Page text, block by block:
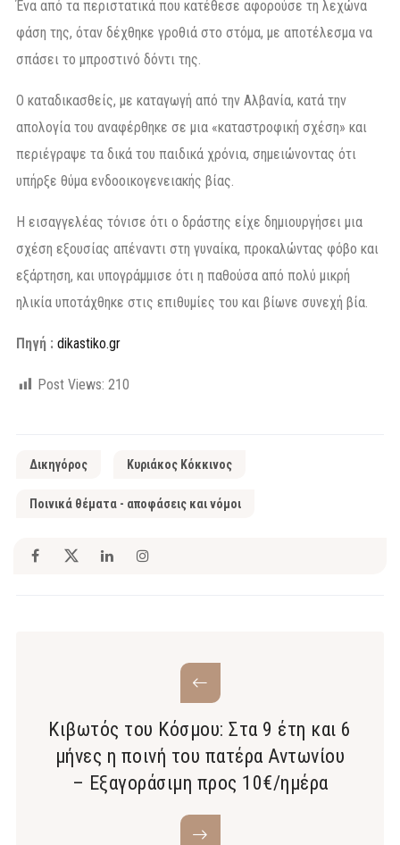
Ένα από τα περιστατικά που κατέθεσε αφορούσε τη λεχώνα
φάση της, όταν δέχθηκε γροθιά στο στόμα, με αποτέλεσμα να
σπάσει το μπροστινό δόντι της.
Ο καταδικασθείς, με καταγωγή από την Αλβανία, κατά την
απολογία του αναφέρθηκε σε μια «καταστροφική σχέση» και
περιέγραψε τα δικά του παιδικά χρόνια, σημειώνοντας ότι
υπήρξε θύμα ενδοοικογενειακής βίας.
Η εισαγγελέας τόνισε ότι ο δράστης είχε δημιουργήσει μια
σχέση εξουσίας απέναντι στη γυναίκα, προκαλώντας φόβο και
εξάρτηση, και υπογράμμισε ότι η παθούσα από πολύ μικρή
ηλικία υποτάχθηκε στις επιθυμίες του και βίωνε συνεχή βία.
Πηγή : dikastiko.gr
Post Views: 210
Δικηγόρος Κυριάκος Κόκκινος
Ποινικά θέματα - αποφάσεις και νόμοι
Κιβωτός του Κόσμου: Στα 9 έτη και 6
μήνες η ποινή του πατέρα Αντωνίου
– Εξαγοράσιμη προς 10€/ημέρα